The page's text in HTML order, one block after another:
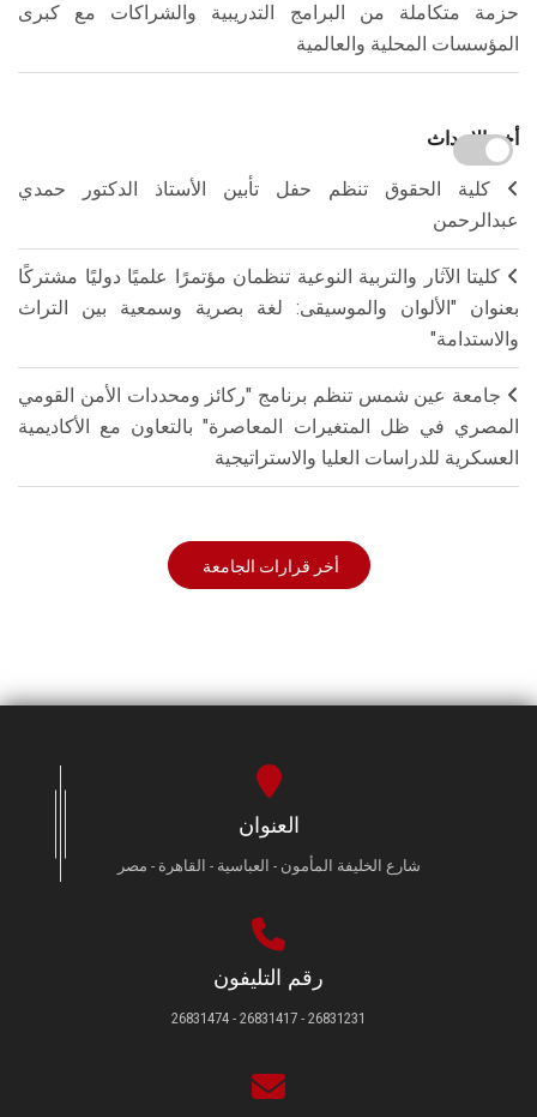
حزمة متكاملة من البرامج التدريبية والشراكات مع كبرى
المؤسسات المحلية والعالمية
أخر الاحداث
كلية الحقوق تنظم حفل تأبين الأستاذ الدكتور حمدي
عبدالرحمن
كليتا الآثار والتربية النوعية تنظمان مؤتمرًا علميًا دوليًا مشتركًا
بعنوان "الألوان والموسيقى: لغة بصرية وسمعية بين التراث
والاستدامة"
جامعة عين شمس تنظم برنامج "ركائز ومحددات الأمن القومي
المصري في ظل المتغيرات المعاصرة" بالتعاون مع الأكاديمية
العسكرية للدراسات العليا والاستراتيجية
أخر قرارات الجامعة
العنوان
شارع الخليفة المأمون - العباسية - القاهرة - مصر
رقم التليفون
26831231 - 26831417 - 26831474